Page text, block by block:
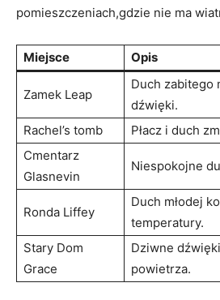
pomieszczeniach,gdzie nie ma
Miejsce Opis
Zamek​ Leap
Duch zabitego
dźwięki.
Rachel’s tomb
Płacz⁣ i duch
Cmentarz
⁢Glasnevin
Niespokojne
Ronda Liffey
Duch młodej
temperatury.
Stary Dom⁤
Grace
Dziwne
powietrza.